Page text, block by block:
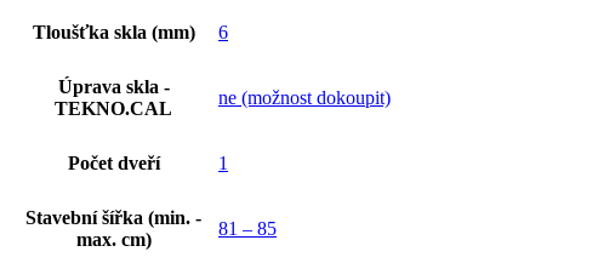
Tloušťka skla (mm) 6
Úprava skla -
TEKNO.CAL
ne (možnost dokoupit)
Počet dveří 1
Stavební šířka (min. -
max. cm)
81 – 85